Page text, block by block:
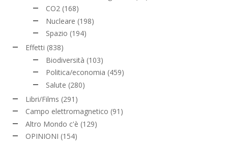
CO2 (168)
Nucleare (198)
Spazio (194)
Effetti (838)
Biodiversità (103)
Politica/economia (459)
Salute (280)
Libri/Films (291)
Campo elettromagnetico (91)
Altro Mondo c'è (129)
OPINIONI (154)